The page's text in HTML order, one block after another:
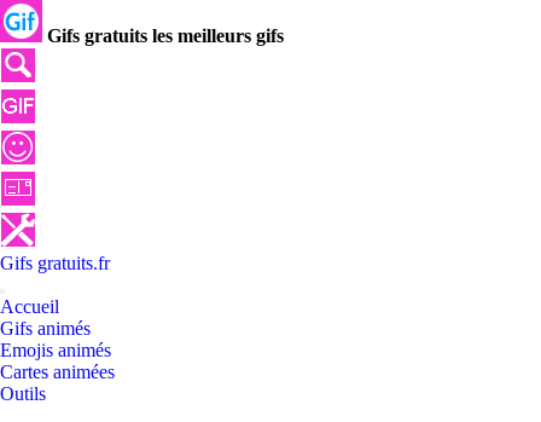
Gifs gratuits les meilleurs gifs
Gifs gratuits.fr
Accueil
Gifs animés
Emojis animés
Cartes animées
Outils